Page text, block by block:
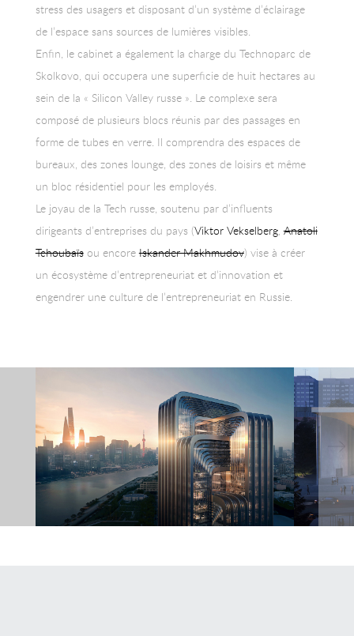
stress des usagers et disposant d’un système d’éclairage
de l’espace sans sources de lumières visibles.
Enfin, le cabinet a également la charge du Technoparc de
Skolkovo, qui occupera une superficie de huit hectares au
sein de la « Silicon Valley russe ». Le complexe sera
composé de plusieurs blocs réunis par des passages en
forme de tubes en verre. Il comprendra des espaces de
bureaux, des zones lounge, des zones de loisirs et même
un bloc résidentiel pour les employés.
Le joyau de la Tech russe, soutenu par d’influents
dirigeants d’entreprises du pays (Viktor Vekselberg,Anatoli
Tchoubaïsou encoreIskander Makhmudov) vise à créer
un écosystème d’entrepreneuriat et d’innovation et
engendrer une culture de l’entrepreneuriat en Russie.